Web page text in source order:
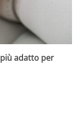
adatto per